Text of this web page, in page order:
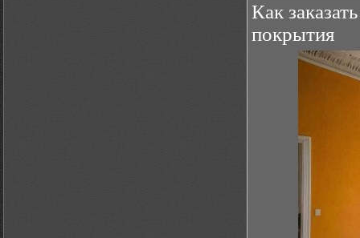
Как
покрытия